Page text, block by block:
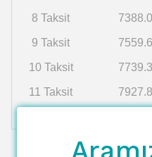
8 Taksit
9 Taksit
10 Taksit
11 Taksit